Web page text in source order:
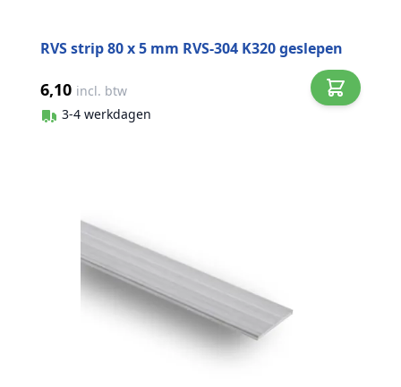
RVS strip 80 x 5 mm RVS-304 K320 geslepen
6,10 incl. btw
3-4 werkdagen